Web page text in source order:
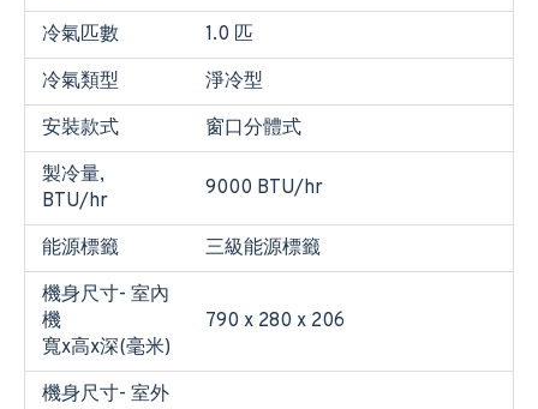
冷氣匹數
1.0 匹
冷氣類型
淨冷型
安裝款式
窗口分體式
製冷量,
BTU/hr
9000 BTU/hr
能源標籤
三級能源標籤
機身尺寸- 室內
機
寬x高x深(毫米)
790 x 280 x 206
機身尺寸- 室外